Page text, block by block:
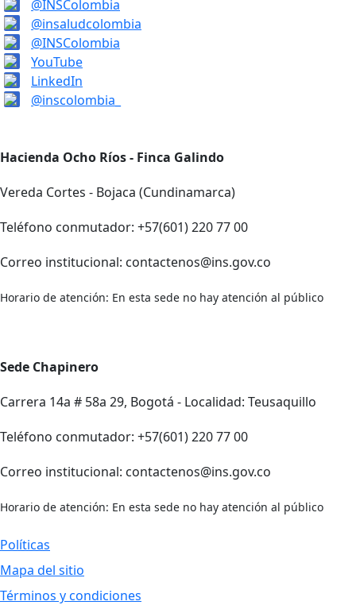
@INSColombia
@insaludcolombia
@INSColombia
YouTube
LinkedIn
@inscolombia_
Hacienda Ocho Ríos - Finca Galindo
Vereda Cortes - Bojaca (Cundinamarca)
Teléfono conmutador: +57(601) 220 77 00
Correo institucional: contactenos@ins.gov.co
Horario de atención: En esta sede no hay atención al público
Sede Chapinero
Carrera 14a # 58a 29, Bogotá - Localidad: Teusaquillo
Teléfono conmutador: +57(601) 220 77 00
Correo institucional: contactenos@ins.gov.co
Horario de atención: En esta sede no hay atención al público
Políticas
Mapa del sitio
Términos y condiciones